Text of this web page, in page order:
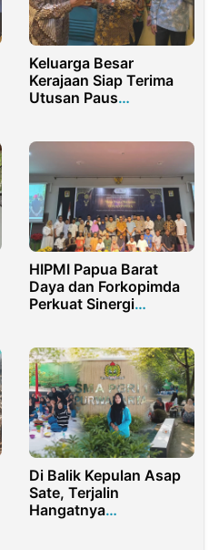
Keluarga Besar
Kerajaan Siap Terima
Utusan Paus
HIPMI Papua Barat
Daya dan Forkopimda
Perkuat Sinergi
Di Balik Kepulan Asap
Sate, Terjalin
Hangatnya